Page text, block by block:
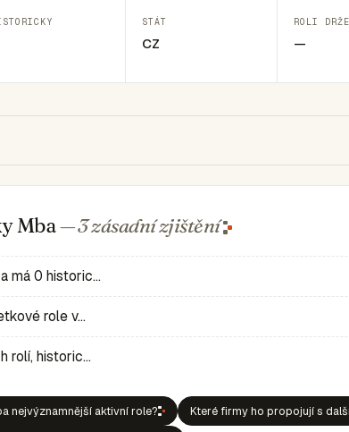
STÁT
CZ
ROLI
—
Mba— 3 zásadnízjištění
má 0 historic…
role v…
rolí, historic…
nejvýznamnější aktivní role?
Které firmy ho propojují s